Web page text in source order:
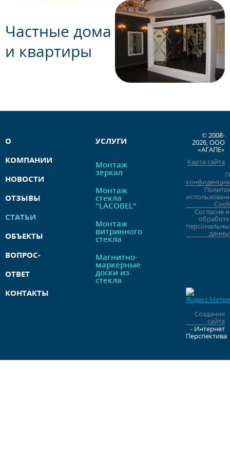
Частные дома
и квартиры
О
КОМПАНИИ
НОВОСТИ
ОТЗЫВЫ
СТАТЬИ
ОБЪЕКТЫ
ВОПРОС-
ОТВЕТ
КОНТАКТЫ
УСЛУГИ
Монтаж
зеркал
Монтаж
стекла
"LACOBEL"
Монтаж
витринного
стекла
Магнитно-
маркерные
доски из
стекла
© 2008-
2026, ООО
«АГАПЕ»
Карта сайта
Согласие
Создание
сайта
- Интернет
Перспектива